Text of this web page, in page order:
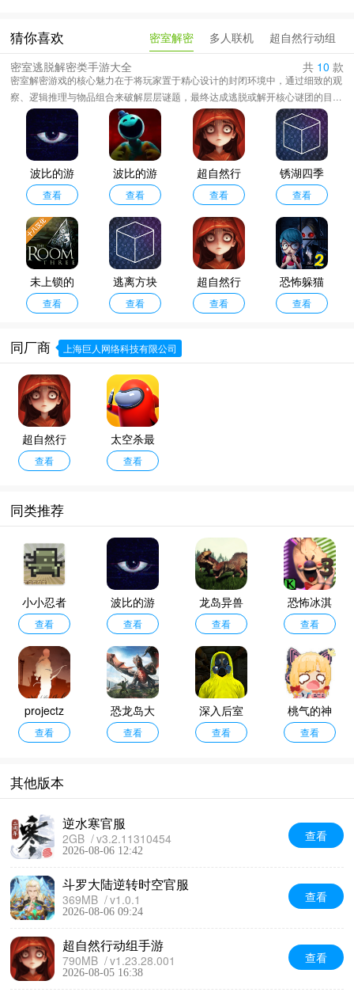
猜你喜欢 密室解密 多人联机
超自然行动组
密室逃脱解密类手游大全
共 10 款
密室解密游戏的核心魅力在于将玩家置于精心设计的封闭环境中，通过细致的观
察、逻辑推理与物品组合来破解层层谜题，最终达成逃脱或解开核心谜团的目
标。游戏极度考验玩家的联想能力、思维发散性与对细节的敏锐度，谜题类型多
样且环环相扣，营造出强烈的沉浸感与挑战性。整个过程充满了“山重水复疑无
路，柳暗花明又一村”的惊喜，让玩家在解开每一个巧妙机关和线索时都能获得
巨大的智力满足感与解谜快感。
波比的游
戏时间第
五章
查看
波比的游
戏时间第
四章
查看
超自然行
动组手游
查看
锈湖四季
汉化版
查看
未上锁的
房间3汉化
查看
逃离方块
四季
查看
超自然行
动组官服
查看
恐怖躲猫
猫2旧版本
查看
同厂商 上海巨人网络科技有限公司
超自然行
动组手游
查看
太空杀最
新版
查看
同类推荐
小小忍者
单机版
查看
波比的游
戏时间第
五章
查看
龙岛异兽
官方正版
查看
恐怖冰淇
淋3黑客模
组
查看
projectz
查看
恐龙岛大
猎杀手机
查看
深入后室
2.0版本
查看
桃气的神
奇尾巴
查看
其他版本
逆水寒官服
2GB v3.2.11310454
2026-08-06 12:42
查看
斗罗大陆逆转时空官服
369MB v1.0.1
2026-08-06 09:24
查看
超自然行动组手游
790MB v1.23.28.001
2026-08-05 16:38
查看